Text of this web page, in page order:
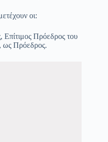
οι:
Επίτιμος Πρόεδρος του
ως Πρόεδρος.